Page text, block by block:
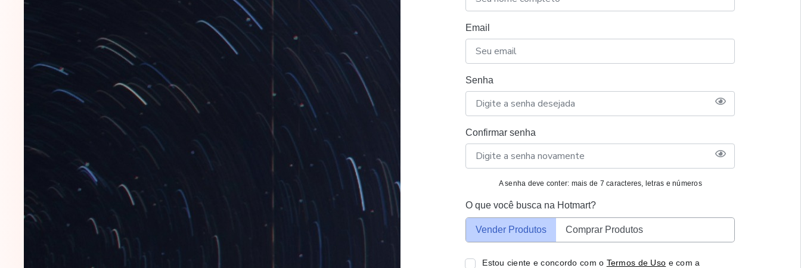
Email
Senha
Confirmar senha
A senha deve conter: mais de 7 caracteres, letras e números
O que você busca na Hotmart?
Vender Produtos Comprar Produtos
Estou ciente e concordo com o Termos de Uso e com a